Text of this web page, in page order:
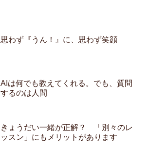
思わず『うん！』に、思わず笑顔
AIは何でも教えてくれる。でも、質問
するのは人間
きょうだい一緒が正解？ 「別々のレ
ッスン」にもメリットがあります